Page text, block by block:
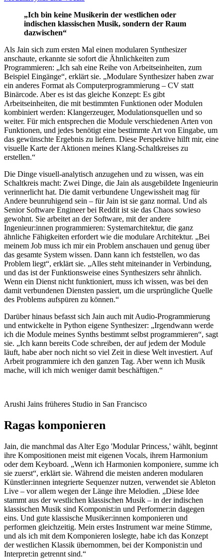
„Ich bin keine Musikerin der westlichen oder
indischen klassischen Musik, sondern der Raum
dazwischen“
Als Jain sich zum ersten Mal einen modularen Synthesizer
anschaute, erkannte sie sofort die Ähnlichkeiten zum
Programmieren: „Ich sah eine Reihe von Arbeitseinheiten, zum
Beispiel Eingänge“, erklärt sie. „Modulare Synthesizer haben zwar
ein anderes Format als Computerprogrammierung – CV statt
Binärcode. Aber es ist das gleiche Konzept: Es gibt
Arbeitseinheiten, die mit bestimmten Funktionen oder Modulen
kombiniert werden: Klangerzeuger, Modulationsquellen und so
weiter. Für mich entsprechen die Module verschiedenen Arten von
Funktionen, und jedes benötigt eine bestimmte Art von Eingabe, um
das gewünschte Ergebnis zu liefern. Diese Perspektive hilft mir, eine
visuelle Karte der Aktionen meines Klang-Schaltkreises zu
erstellen.“
Die Dinge visuell-analytisch anzugehen und zu wissen, was ein
Schaltkreis macht: Zwei Dinge, die Jain als ausgebildete Ingenieurin
verinnerlicht hat. Die damit verbundene Ungewissheit mag für
Andere beunruhigend sein – für Jain ist sie ganz normal. Und als
Senior Software Engineer bei Reddit ist sie das Chaos sowieso
gewohnt. Sie arbeitet an der Software, mit der andere
Ingenieur:innen programmieren: Systemarchitektur, die ganz
ähnliche Fähigkeiten erfordert wie die modulare Architektur. „Bei
meinem Job muss ich mir ein Problem anschauen und genug über
das gesamte System wissen. Dann kann ich feststellen, wo das
Problem liegt“, erklärt sie. „Alles steht miteinander in Verbindung,
und das ist der Funktionsweise eines Synthesizers sehr ähnlich.
Wenn ein Dienst nicht funktioniert, muss ich wissen, was bei den
damit verbundenen Diensten passiert, um die ursprüngliche Quelle
des Problems aufspüren zu können.“
Darüber hinaus befasst sich Jain auch mit Audio-Programmierung
und entwickelte in Python eigene Synthesizer: „Irgendwann werde
ich die Module meines Synths bestimmt selbst programmieren“, sagt
sie. „Ich kann bereits Code schreiben, der auf jedem der Module
läuft, habe aber noch nicht so viel Zeit in diese Welt investiert. Auf
Arbeit programmiere ich den ganzen Tag. Aber wenn ich Musik
mache, will ich mich weniger damit beschäftigen.“
Arushi Jains früheres Studio in San Francisco
Ragas komponieren
Jain, die manchmal das Alter Ego 'Modular Princess,' wählt, beginnt
ihre Kompositionen meist mit eigenen Vocals, ihrem Harmonium
oder dem Keyboard. „Wenn ich Harmonien komponiere, summe ich
sie zuerst“, erklärt sie. Während die meisten anderen modularen
Künstler:innen integrierte Sequenzer nutzen, verwendet sie Ableton
Live – vor allem wegen der Länge ihre Melodien. „Diese Idee
stammt aus der westlichen klassischen Musik – in der indischen
klassischen Musik sind Komponist:in und Performer:in dagegen
eins. Und gute klassische Musiker:innen komponieren und
performen gleichzeitig. Mein erstes Instrument war meine Stimme,
und als ich mit dem Komponieren loslegte, habe ich das Konzept
der westlichen Klassik übernommen, bei der Komponist:in und
Interpret:in getrennt sind.“